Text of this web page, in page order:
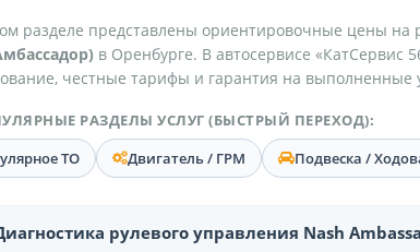
разделе представлены ориентировочные цены на
в Оренбурге. В автосервисе «КатСервис
честные тарифы и гарантия на выполненные
РАЗДЕЛЫ УСЛУГ (БЫСТРЫЙ ПЕРЕХОД):
ТО
Двигатель / ГРМ Подвеска /
рулевого управления Nash